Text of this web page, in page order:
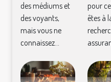
des médiums et
des voyants,
mais vous ne
connaissez...
pour
êtes à